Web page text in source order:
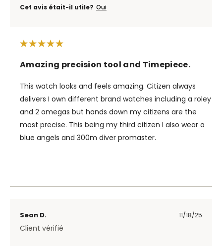
Cet avis était-il utile? Oui
Amazing precision tool and Timepiece.
This watch looks and feels amazing. Citizen always
delivers I own different brand watches including a roley
and 2 omegas but hands down my citizens are the
most precise. This being my third citizen I also wear a
blue angels and 300m diver promaster.
Sean D. 11/18/25
Client vérifié